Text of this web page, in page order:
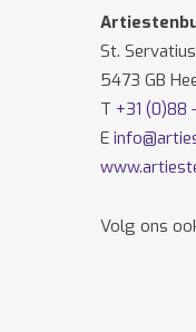
St.
5473 GB
T +31 (0)88
E
Volg ons